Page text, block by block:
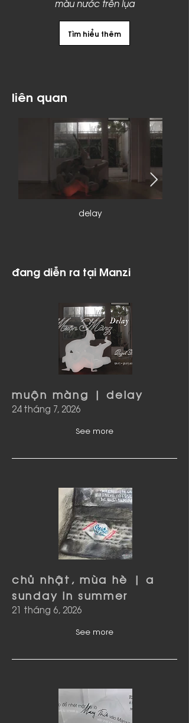
màu nước trên lụa
Tìm hiểu thêm
liên quan
delay
đang diễn ra tại Manzi
muộn màng | delay
24 tháng 7, 2026
See more
chủ nhật, mùa hè | a
sunday in summer
21 tháng 6, 2026
See more